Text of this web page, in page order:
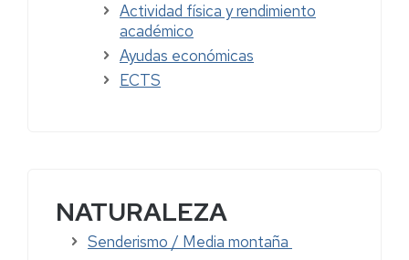
Actividad física y rendimiento
académico
Ayudas económicas
ECTS
NATURALEZA
Senderismo / Media montaña